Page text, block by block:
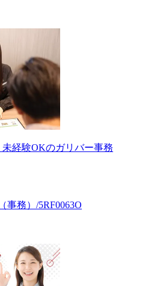
未経験OKのガリバー事務
事務）/5RF0063O